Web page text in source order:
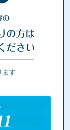
の
の方は
ださい
ます